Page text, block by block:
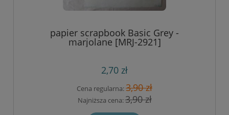
papier scrapbook Basic Grey -
marjolane [MRJ-2921]
2,70 zł
Cena regularna:3,90 zł
Najniższa cena:3,90 zł